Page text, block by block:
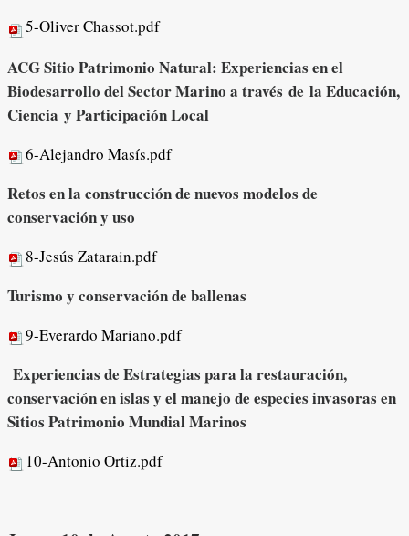
5-Oliver Chassot.pdf
ACG Sitio Patrimonio Natural: Experiencias en el
Biodesarrollo del Sector Marino a través de la Educación,
Ciencia y Participación Local
6-Alejandro Masís.pdf
Retos en la construcción de nuevos modelos de
conservación y uso
8-Jesús Zatarain.pdf
Turismo y conservación de ballenas
9-Everardo Mariano.pdf
Experiencias de Estrategias para la restauración,
conservación en islas y el manejo de especies invasoras en
Sitios Patrimonio Mundial Marinos
10-Antonio Ortiz.pdf